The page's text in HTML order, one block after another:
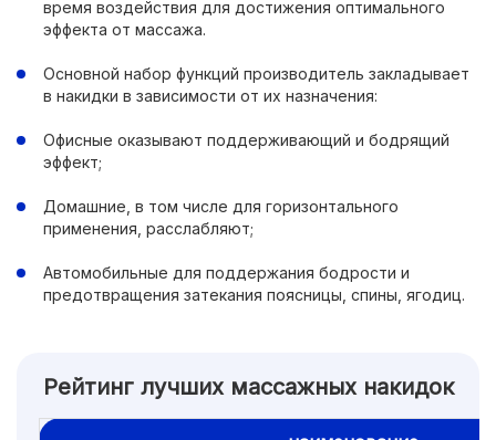
время воздействия для достижения оптимального
эффекта от массажа.
Основной набор функций производитель закладывает
в накидки в зависимости от их назначения:
Офисные оказывают поддерживающий и бодрящий
эффект;
Домашние, в том числе для горизонтального
применения, расслабляют;
Автомобильные для поддержания бодрости и
предотвращения затекания поясницы, спины, ягодиц.
Рейтинг лучших массажных накидок